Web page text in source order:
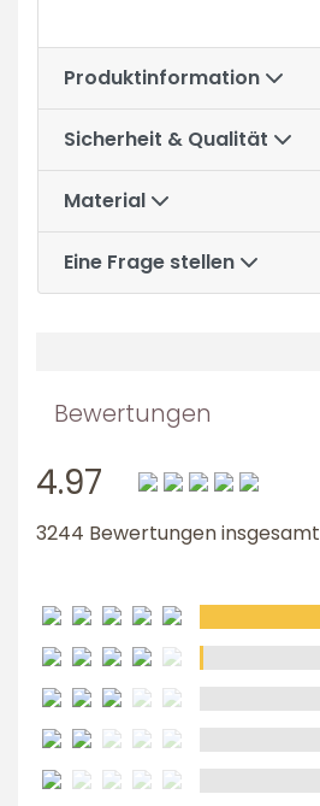
Produktinformation
Sicherheit & Qualität
Material
Eine Frage stellen
Bewertungen
4.97
3244 Bewertungen insgesamt